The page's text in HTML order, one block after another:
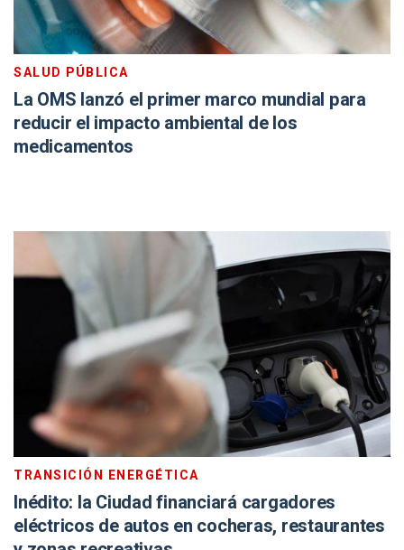
SALUD PÚBLICA
La OMS lanzó el primer marco mundial para
reducir el impacto ambiental de los
medicamentos
TRANSICIÓN ENERGÉTICA
Inédito: la Ciudad financiará cargadores
eléctricos de autos en cocheras, restaurantes